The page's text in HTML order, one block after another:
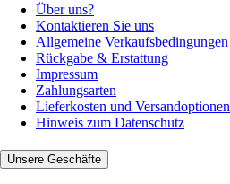
Über uns?
Kontaktieren Sie uns
Allgemeine Verkaufsbedingungen
Rückgabe & Erstattung
Impressum
Zahlungsarten
Lieferkosten und Versandoptionen
Hinweis zum Datenschutz
Unsere Geschäfte